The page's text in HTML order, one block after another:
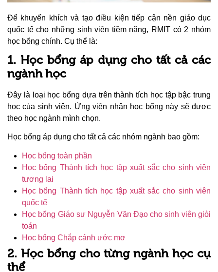
Để khuyến khích và tạo điều kiện tiếp cận nền giáo dục
quốc tế cho những sinh viên tiềm năng, RMIT có 2 nhóm
học bổng chính. Cụ thể là:
1. Học bổng áp dụng cho tất cả các
ngành học
Đây là loại học bổng dựa trên thành tích học tập bậc trung
học của sinh viên. Ứng viên nhận học bổng này sẽ được
theo học ngành mình chọn.
Học bổng áp dụng cho tất cả các nhóm ngành bao gồm:
Học bổng toàn phần
Học bổng Thành tích học tập xuất sắc cho sinh viên
tương lai
Học bổng Thành tích học tập xuất sắc cho sinh viên
quốc tế
Học bổng Giáo sư Nguyễn Văn Đạo cho sinh viên giỏi
toán
Học bổng Chắp cánh ước mơ
2. Học bổng cho từng ngành học cụ
thể